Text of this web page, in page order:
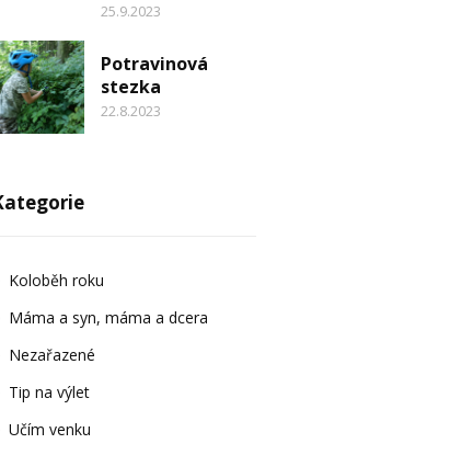
25.9.2023
Potravinová
stezka
22.8.2023
Koloběh roku
Máma a syn, máma a dcera
Nezařazené
Tip na výlet
Učím venku